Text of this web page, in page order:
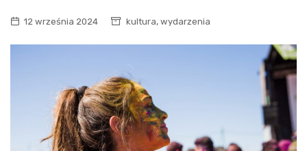
12 września 2024 kultura, wydarzenia